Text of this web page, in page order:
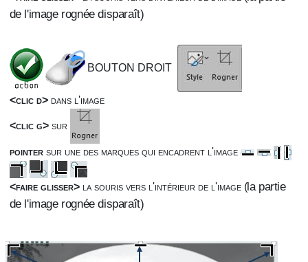
de l'image rognée disparaît)
BOUTON DROIT
<clic d>dans l'image
<clic g>sur
pointersur une des marques qui encadrent l'image
<faire glisser> la souris vers l'intérieur de l'image (la partie
de l'image rognée disparaît)